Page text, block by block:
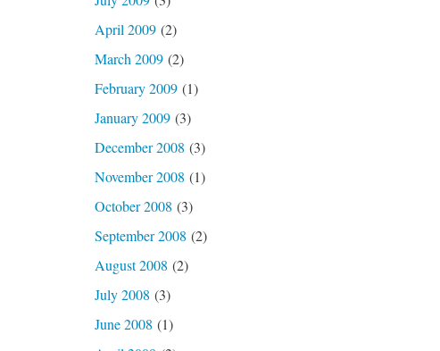
April 2009(2)
March 2009(2)
February 2009(1)
January 2009(3)
December 2008 (3)
November 2008 (1)
October 2008 (3)
September 2008 (2)
August 2008 (2)
July 2008 (3)
June 2008 (1)